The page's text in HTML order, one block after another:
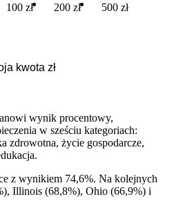
100 zł 200 zł 500 zł
wynik procentowy,
w sześciu kategoriach:
zdrowotna, życie gospodarcze,
z wynikiem 74,6%. Na kolejnych
Illinois (68,8%), Ohio (66,9%) i